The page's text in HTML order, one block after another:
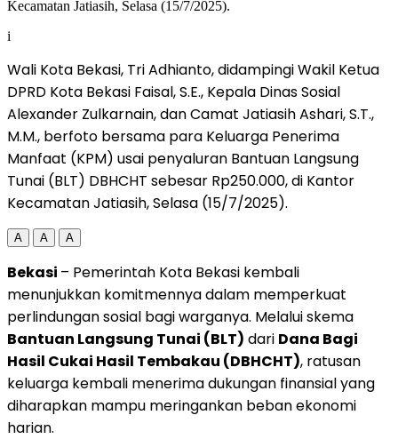
i
Wali Kota Bekasi, Tri Adhianto, didampingi Wakil Ketua
DPRD Kota Bekasi Faisal, S.E., Kepala Dinas Sosial
Alexander Zulkarnain, dan Camat Jatiasih Ashari, S.T.,
M.M., berfoto bersama para Keluarga Penerima
Manfaat (KPM) usai penyaluran Bantuan Langsung
Tunai (BLT) DBHCHT sebesar Rp250.000, di Kantor
Kecamatan Jatiasih, Selasa (15/7/2025).
A A A
Bekasi – Pemerintah Kota Bekasi kembali
menunjukkan komitmennya dalam memperkuat
perlindungan sosial bagi warganya. Melalui skema
Bantuan Langsung Tunai (BLT) dari Dana Bagi
Hasil Cukai Hasil Tembakau (DBHCHT), ratusan
keluarga kembali menerima dukungan finansial yang
diharapkan mampu meringankan beban ekonomi
harian.